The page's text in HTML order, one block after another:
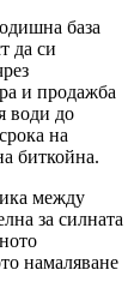
база
да си
и продажба
води до
на
биткойна.
между
за силната
намаляване